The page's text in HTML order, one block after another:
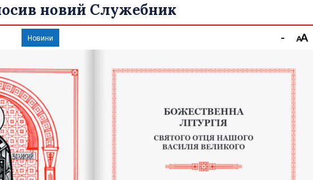
новий Служебник
Новини -